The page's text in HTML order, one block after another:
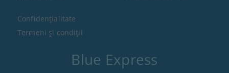
Blue Express
Confidenţialitate
Termeni şi condiţii